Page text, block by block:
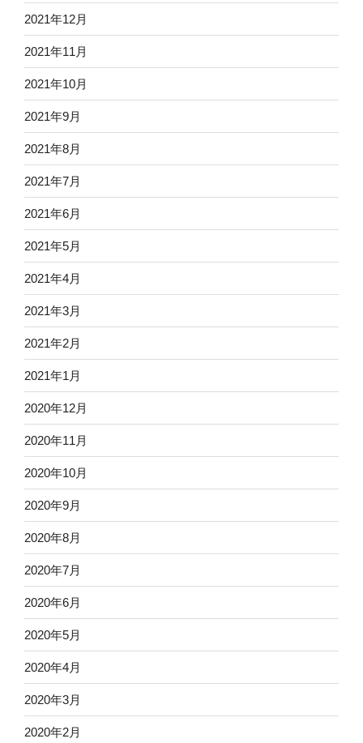
2021年12月
2021年11月
2021年10月
2021年9月
2021年8月
2021年7月
2021年6月
2021年5月
2021年4月
2021年3月
2021年2月
2021年1月
2020年12月
2020年11月
2020年10月
2020年9月
2020年8月
2020年7月
2020年6月
2020年5月
2020年4月
2020年3月
2020年2月